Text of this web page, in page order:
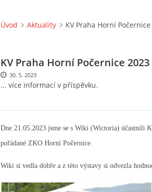
Úvod Aktuality KV Praha Horní Počernice
KV Praha Horní Počernice 2023
... více informací v příspěvku.
30. 5. 2023
Dne 21.05.2023 jsme se s Wiki (Wictoria) účastnili
pořádané ZKO Horní Počernice.
Wiki si vedla dobře a z této výstavy si odvezla